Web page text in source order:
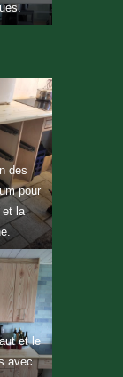
des
pour
et la
et le
avec